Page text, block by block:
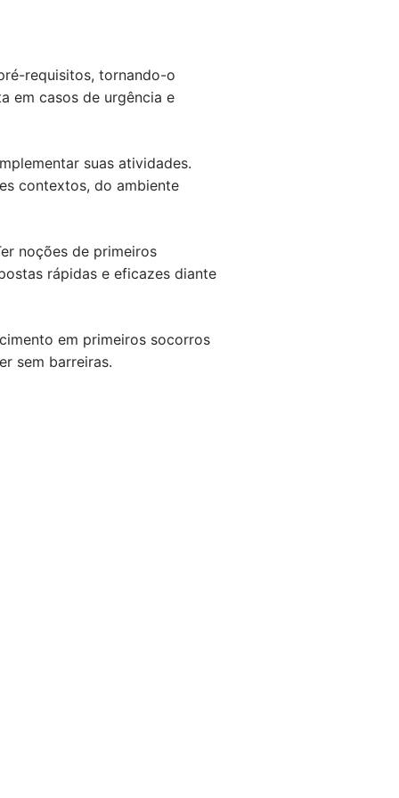
requisitos, tornando-o
em casos de urgência e
suas atividades.
contextos, do ambiente
noções de primeiros
rápidas e eficazes diante
em primeiros socorros
sem barreiras.